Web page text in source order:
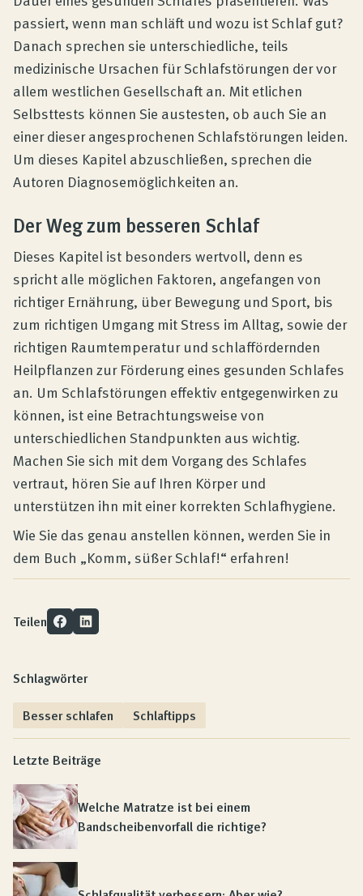
passiert, wenn man schläft und wozu ist Schlaf gut?
Danach sprechen sie unterschiedliche, teils
medizinische Ursachen für Schlafstörungen der vor
allem westlichen Gesellschaft an. Mit etlichen
Selbsttests können Sie austesten, ob auch Sie an
einer dieser angesprochenen Schlafstörungen leiden.
Um dieses Kapitel abzuschließen, sprechen die
Autoren Diagnosemöglichkeiten an.
Der Weg zum besseren Schlaf
Dieses Kapitel ist besonders wertvoll, denn es
spricht alle möglichen Faktoren, angefangen von
richtiger Ernährung, über Bewegung und Sport, bis
zum richtigen Umgang mit Stress im Alltag, sowie der
richtigen Raumtemperatur und schlaffördernden
Heilpflanzen zur Förderung eines gesunden Schlafes
an. Um Schlafstörungen effektiv entgegenwirken zu
können, ist eine Betrachtungsweise von
unterschiedlichen Standpunkten aus wichtig.
Machen Sie sich mit dem Vorgang des Schlafes
vertraut, hören Sie auf Ihren Körper und
unterstützen ihn mit einer korrekten Schlafhygiene.
Wie Sie das genau anstellen können, werden Sie in
dem Buch „Komm, süßer Schlaf!“ erfahren!
Teilen
Schlagwörter
Besser schlafen
Schlaftipps
Letzte Beiträge
Welche Matratze ist bei einem
Bandscheibenvorfall die richtige?